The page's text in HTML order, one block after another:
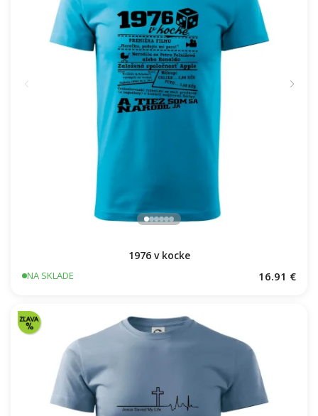
1976 v kocke
NA SKLADE 16.91 €